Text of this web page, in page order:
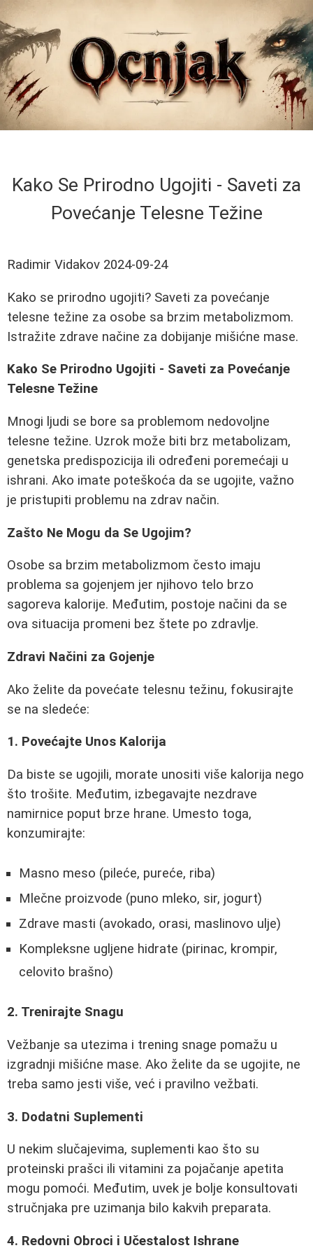
Kako Se Prirodno Ugojiti - Saveti za
Povećanje Telesne Težine
Radimir Vidakov 2024-09-24
Kako se prirodno ugojiti? Saveti za povećanje
telesne težine za osobe sa brzim metabolizmom.
Istražite zdrave načine za dobijanje mišićne mase.
Kako Se Prirodno Ugojiti - Saveti za Povećanje
Telesne Težine
Mnogi ljudi se bore sa problemom nedovoljne
telesne težine. Uzrok može biti brz metabolizam,
genetska predispozicija ili određeni poremećaji u
ishrani. Ako imate poteškoća da se ugojite, važno
je pristupiti problemu na zdrav način.
Zašto Ne Mogu da Se Ugojim?
Osobe sa brzim metabolizmom često imaju
problema sa gojenjem jer njihovo telo brzo
sagoreva kalorije. Međutim, postoje načini da se
ova situacija promeni bez štete po zdravlje.
Zdravi Načini za Gojenje
Ako želite da povećate telesnu težinu, fokusirajte
se na sledeće:
1. Povećajte Unos Kalorija
Da biste se ugojili, morate unositi više kalorija nego
što trošite. Međutim, izbegavajte nezdrave
namirnice poput brze hrane. Umesto toga,
konzumirajte:
Masno meso (pileće, pureće, riba)
Mlečne proizvode (puno mleko, sir, jogurt)
Zdrave masti (avokado, orasi, maslinovo ulje)
Kompleksne ugljene hidrate (pirinac, krompir,
celovito brašno)
2. Trenirajte Snagu
Vežbanje sa utezima i trening snage pomažu u
izgradnji mišićne mase. Ako želite da se ugojite, ne
treba samo jesti više, već i pravilno vežbati.
3. Dodatni Suplementi
U nekim slučajevima, suplementi kao što su
proteinski prašci ili vitamini za pojačanje apetita
mogu pomoći. Međutim, uvek je bolje konsultovati
stručnjaka pre uzimanja bilo kakvih preparata.
4. Redovni Obroci i Učestalost Ishrane